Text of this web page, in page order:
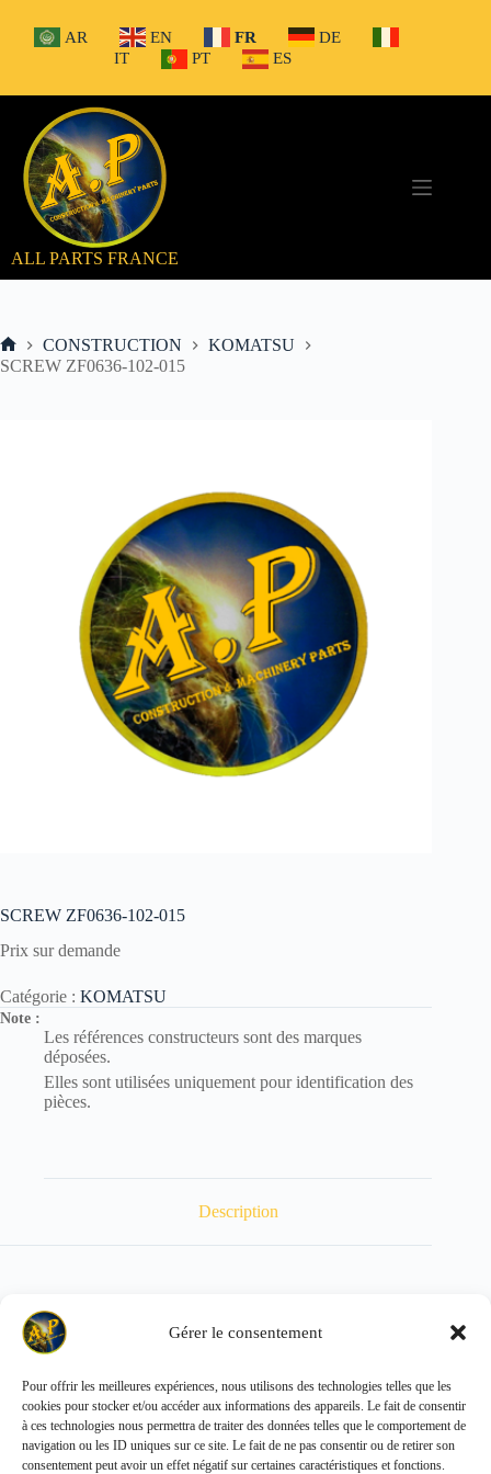
Gérer le consentement
Pour offrir les meilleures expériences, nous utilisons des technologies telles que les
cookies pour stocker et/ou accéder aux informations des appareils. Le fait de consentir
à ces technologies nous permettra de traiter des données telles que le comportement de
navigation ou les ID uniques sur ce site. Le fait de ne pas consentir ou de retirer son
consentement peut avoir un effet négatif sur certaines caractéristiques et fonctions.
contenu
AR EN FR
DE
IT
PT ES
ALL PARTS FRANCE
Accueil
CONSTRUCTION
KOMATSU
SCREW ZF0636-102-015
SCREW ZF0636-102-015
Prix sur demande
Catégorie : KOMATSU
Note :
Les références constructeurs sont des marques
déposées.
Elles sont utilisées uniquement pour identification des
pièces.
Description
KZF0636102015
Copyright © 2026 - ALL PARTS FRANCE SAS